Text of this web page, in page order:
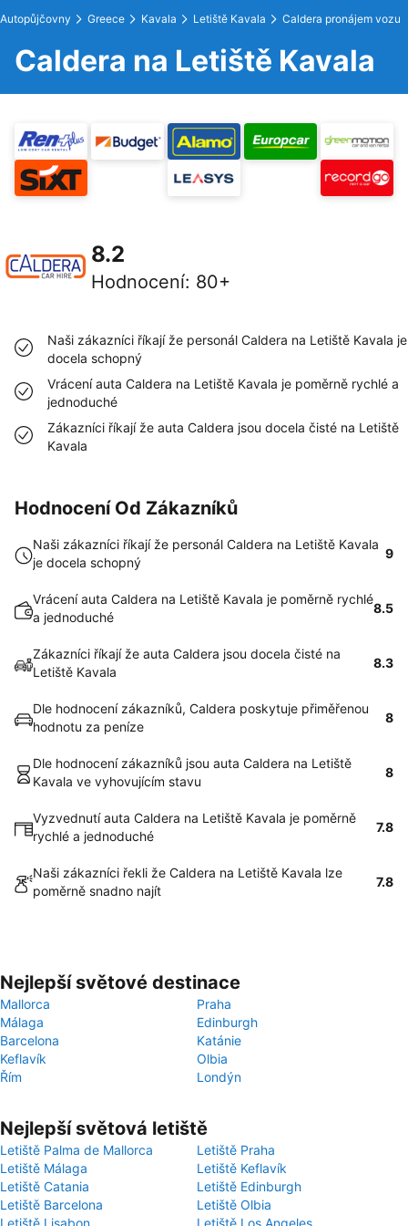
Autopůjčovny Greece Kavala Letiště Kavala Caldera pronájem vozu
Caldera na Letiště Kavala
8.2
Hodnocení: 80+
Naši zákazníci říkají že personál Caldera na Letiště Kavala je
docela schopný
Vrácení auta Caldera na Letiště Kavala je poměrně rychlé a
jednoduché
Zákazníci říkají že auta Caldera jsou docela čisté na Letiště
Kavala
Hodnocení Od Zákazníků
Naši zákazníci říkají že personál Caldera na Letiště Kavala
je docela schopný
9
Vrácení auta Caldera na Letiště Kavala je poměrně rychlé
a jednoduché
8.5
Zákazníci říkají že auta Caldera jsou docela čisté na
Letiště Kavala
8.3
Dle hodnocení zákazníků, Caldera poskytuje přiměřenou
hodnotu za peníze
8
Dle hodnocení zákazníků jsou auta Caldera na Letiště
Kavala ve vyhovujícím stavu
8
Vyzvednutí auta Caldera na Letiště Kavala je poměrně
rychlé a jednoduché
7.8
Naši zákazníci řekli že Caldera na Letiště Kavala lze
poměrně snadno najít
7.8
Nejlepší světové destinace
Mallorca
Praha
Málaga
Edinburgh
Barcelona
Katánie
Keflavík
Olbia
Řím
Londýn
Nejlepší světová letiště
Letiště Palma de Mallorca
Letiště Praha
Letiště Málaga
Letiště Keflavík
Letiště Catania
Letiště Edinburgh
Letiště Barcelona
Letiště Olbia
Letiště Lisabon
Letiště Los Angeles